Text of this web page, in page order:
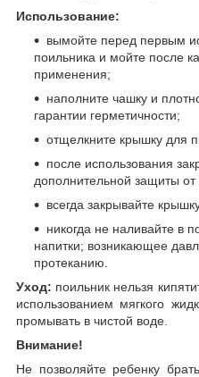
Использование:
вымойте перед первым
поильника и мойте после
применения;
наполните чашку и
гарантии герметичности;
отщелкните крышку для
после использования
дополнительной защиты от
всегда закрывайте
никогда не наливайте в
напитки; возникающее
протеканию.
Уход: поильник нельзя
использованием мягкого
промывать в чистой воде.
Внимание!
Не позволяйте ребенку